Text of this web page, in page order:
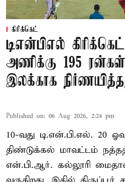
கிரிக்கெட்
டிஎன்பிஎல்
அணிக்கு 195
இலக்காக
Published on: 06 Aug 2026, 2:24 pm
10-வது டி.என்.பி.எல். 20
திண்டுக்கல் மாவட்டம்
என்.பி.ஆர். கல்லூரி